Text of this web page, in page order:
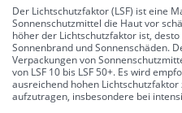
Der Lichtschutzfaktor (LSF) ist eine
Sonnenschutzmittel die Haut vor
höher der Lichtschutzfaktor ist,
Sonnenbrand und Sonnenschäden.
Verpackungen von
von LSF 10 bis LSF 50+. Es wird
ausreichend hohen
aufzutragen, insbesondere bei